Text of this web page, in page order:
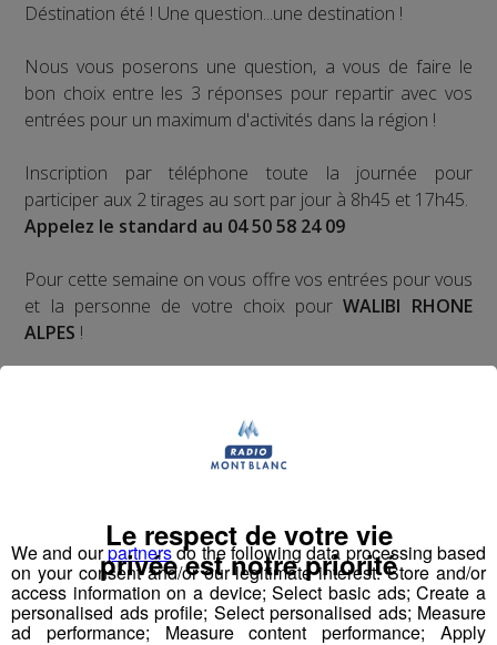
Déstination été ! Une question...une destination !
Nous vous poserons une question, a vous de faire le
bon choix entre les 3 réponses pour repartir avec vos
entrées pour un maximum d'activités dans la région !
Inscription par téléphone toute la journée pour
participer aux 2 tirages au sort par jour à 8h45 et 17h45.
Appelez le standard au 04 50 58 24 09
Pour cette semaine on vous offre vos entrées pour vous
et la personne de votre choix pourWALIBI RHONE
ALPES !
We and ourpartnersdo the following data processing based
on your consent and/or our legitimate interest: Store and/or
access information on a device; Select basic ads; Create a
personalised ads profile; Select personalised ads; Measure
ad performance; Measure content performance; Apply
Le respect de votre vie
privée est notre priorité